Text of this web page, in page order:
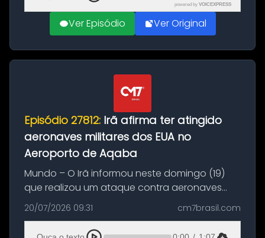
powered by VOICEXPRESS
Ver Episódio Ver Original
Episódio 27812: Irã afirma ter atingido
aeronaves militares dos EUA no
Aeroporto de Aqaba
Mundo – O Irã informou neste domingo (19)
que realizou um ataque contra aeronaves
militares dos Estados Unidos estacionadas no
Aeroporto de Aqaba, na Jordânia, durante a
21ª fase da Operação Nasr 2. A...
20/07/2026 09:31 cm7brasil.com